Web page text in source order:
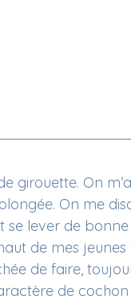
girouette. On
On me
lever de
de mes
de faire,
de